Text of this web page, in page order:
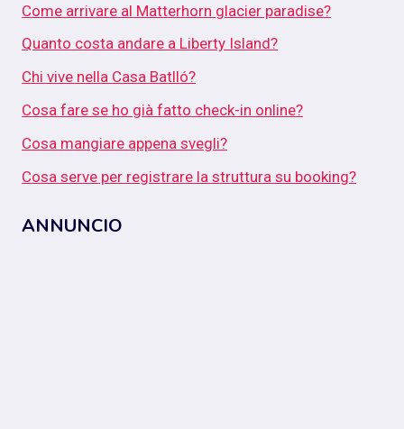
Come arrivare al Matterhorn glacier paradise?
Quanto costa andare a Liberty Island?
Chi vive nella Casa Batlló?
Cosa fare se ho già fatto check-in online?
Cosa mangiare appena svegli?
Cosa serve per registrare la struttura su booking?
ANNUNCIO